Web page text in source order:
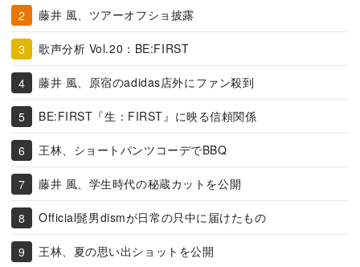
藤井 風、ツアーオフショ披露
歌声分析 Vol.20：BE:FIRST
藤井 風、原宿のadidas店外にファン殺到
BE:FIRST『生：FIRST』に映る信頼関係
王林、ショートパンツコーデでBBQ
藤井 風、学生時代の秘蔵カットを公開
Official髭男dismが日常の只中に届けたもの
王林、夏の思い出ショットを公開